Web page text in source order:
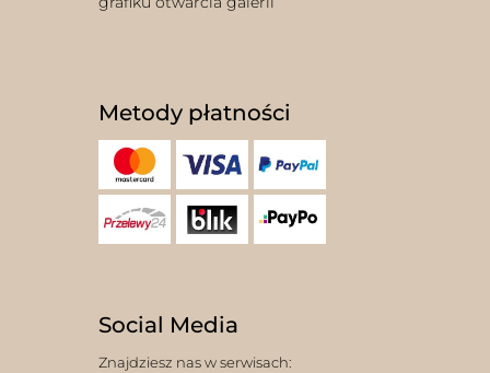
Metody płatności
Social Media
Znajdziesz nas w serwisach: